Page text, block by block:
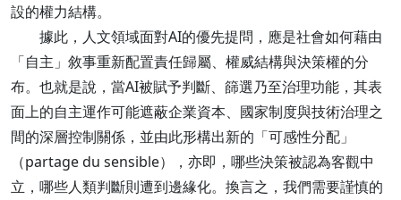
設的權力結構。
據此，人文領域面對AI的優先提問，應是社會如何藉由
「自主」敘事重新配置責任歸屬、權威結構與決策權的分
布。也就是說，當AI被賦予判斷、篩選乃至治理功能，其表
面上的自主運作可能遮蔽企業資本、國家制度與技術治理之
間的深層控制關係，並由此形構出新的「可感性分配」
（partage du sensible），亦即，哪些決策被認為客觀中
立，哪些人類判斷則遭到邊緣化。換言之，我們需要謹慎的